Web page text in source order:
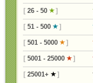
[ 26 - 50 ]
[ 51 - 500 ]
[ 501 - 5000 ]
[ 5001 - 25000 ]
[ 25001+ ]